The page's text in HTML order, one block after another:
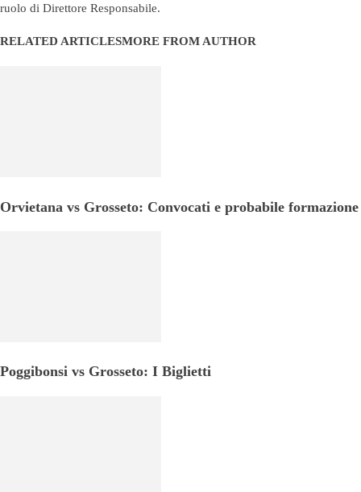
ruolo di Direttore Responsabile.
RELATED ARTICLESMORE FROM AUTHOR
Orvietana vs Grosseto: Convocati e probabile formazione
Poggibonsi vs Grosseto: I Biglietti